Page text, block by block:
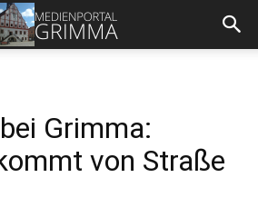
Grimma:
von Straße